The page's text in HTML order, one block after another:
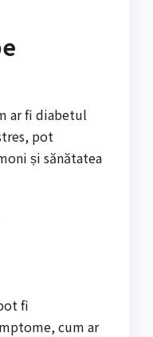
ar fi diabetul
pot
și sănătatea
fi
cum ar